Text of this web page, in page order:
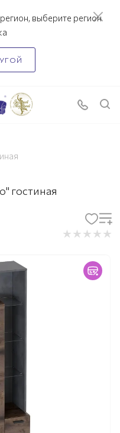
выберите регион
гостиная